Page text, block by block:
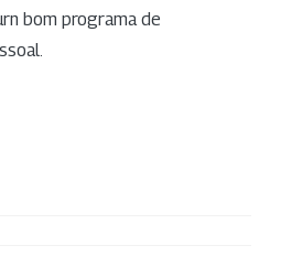
bom programa de